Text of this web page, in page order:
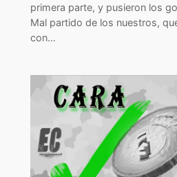
primera parte, y pusieron los
Mal partido de los nuestros,
con…